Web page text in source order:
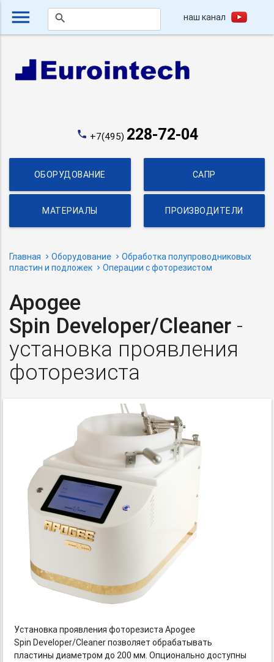
menu search наш канал
phone +7(495) 228-72-04
ОБОРУДОВАНИЕ САПР
МАТЕРИАЛЫ ПРОИЗВОДИТЕЛИ
Главная Оборудование
Обработка полупроводниковых
пластин и подложек
Операции с фоторезистом
Apogee
Spin Developer/Cleaner -
установка проявления
фоторезиста
Установка проявления фоторезиста Apogee
Spin Developer/Cleaner позволяет обрабатывать
пластины диаметром до 200 мм. Опционально доступны